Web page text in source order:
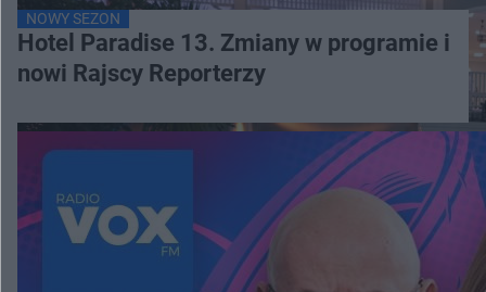
NOWY SEZON
Hotel Paradise 13. Zmiany w programie i
nowi Rajscy Reporterzy